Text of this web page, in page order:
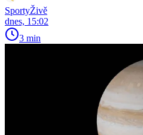
SportyŽivě
dnes, 15:02
3 min